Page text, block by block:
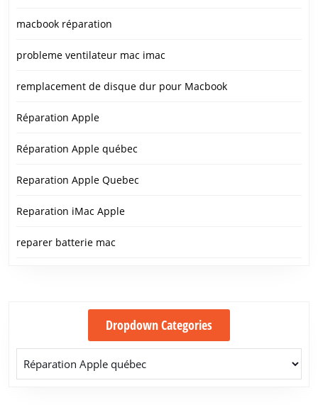
macbook réparation
probleme ventilateur mac imac
remplacement de disque dur pour Macbook
Réparation Apple
Réparation Apple québec
Reparation Apple Quebec
Reparation iMac Apple
reparer batterie mac
Dropdown Categories